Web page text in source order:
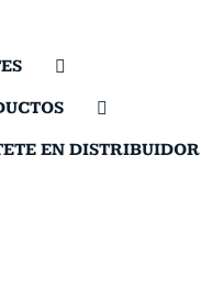
EN DISTRIBUIDOR